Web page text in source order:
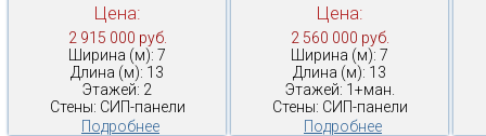
Цена:
2 915 000 руб.
Ширина (м): 7
Длина (м): 13
Этажей: 2
Стены: СИП-панели
Подробнее
Цена:
2 560 000 руб.
Ширина (м): 7
Длина (м): 13
Этажей: 1+ман.
Стены: СИП-панели
Подробнее